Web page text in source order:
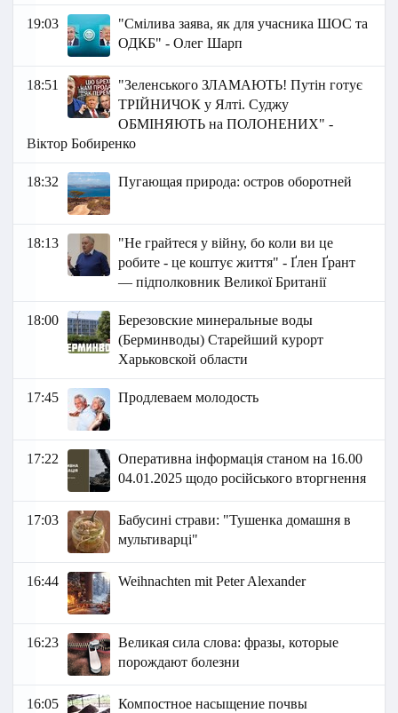
19:03
"Смілива заява, як для учасника ШОС та
ОДКБ" - Олег Шарп
18:51
"Зеленського ЗЛАМАЮТЬ! Путін готує
ТРІЙНИЧОК у Ялті. Суджу
ОБМІНЯЮТЬ на ПОЛОНЕНИХ" -
Віктор Бобиренко
18:32 Пугающая природа: остров оборотней
18:13
"Не грайтеся у війну, бо коли ви це
робите - це коштує життя" - Ґлен Ґрант
— підполковник Великої Британії
18:00
Березовские минеральные воды
(Берминводы) Старейший курорт
Харьковской области
17:45 Продлеваем молодость
17:22
Оперативна інформація станом на 16.00
04.01.2025 щодо російського вторгнення
17:03
Бабусині страви: "Тушенка домашня в
мультиварці"
16:44 Weihnachten mit Peter Alexander
16:23
Великая сила слова: фразы, которые
порождают болезни
16:05 Компостное насыщение почвы